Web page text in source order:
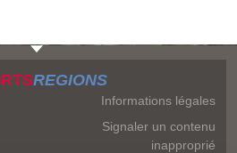
REGIONS
Informations légales
Signaler un contenu
inapproprié